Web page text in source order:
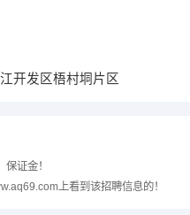
开发区梧村垌片区
证金！
上看到该招聘信息的！